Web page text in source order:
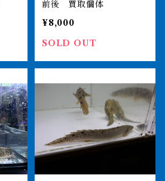
前後 買取個体
¥8,000
SOLD OUT